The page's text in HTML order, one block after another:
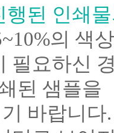
행된 인쇄
의 색
필요하신
된 샘플을
바랍니다.